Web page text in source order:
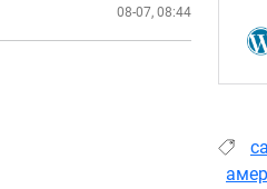
08-07, 08:44